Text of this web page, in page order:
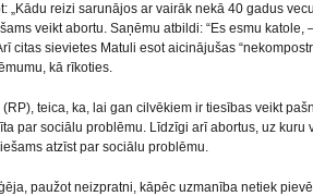
„Kādu reizi sarunājos ar vairāk nekā 40 gadus
veikt abortu. Saņēmu atbildi: “Es esmu katole,
citas sievietes Matuli esot aicinājušas
kā rīkoties.
teica, ka, lai gan cilvēkiem ir tiesības veikt
par sociālu problēmu. Līdzīgi arī abortus, uz kuru
atzīst par sociālu problēmu.
paužot neizpratni, kāpēc uzmanība netiek